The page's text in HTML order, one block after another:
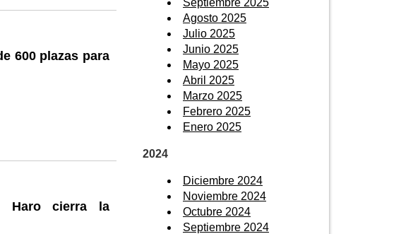
600 plazas para
Haro cierra la
Agosto 2025
Julio 2025
Junio 2025
Mayo 2025
Abril 2025
Marzo 2025
Febrero 2025
Enero 2025
2024
Diciembre 2024
Noviembre 2024
Octubre 2024
Septiembre 2024